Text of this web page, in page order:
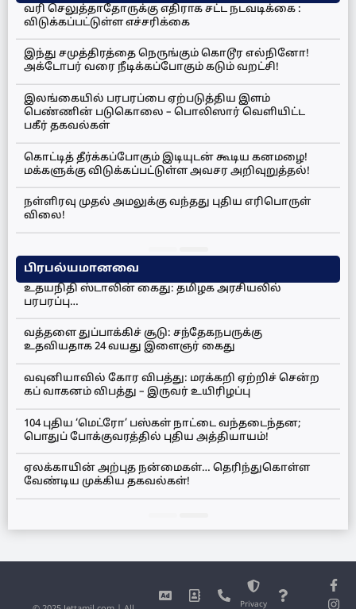
வரி செலுத்தாதோருக்கு எதிராக சட்ட நடவடிக்கை :
விடுக்கப்பட்டுள்ள எச்சரிக்கை
இந்து சமுத்திரத்தை நெருங்கும் கொடூர எல்நினோ!
அக்டோபர் வரை நீடிக்கப்போகும் கடும் வறட்சி!
இலங்கையில் பரபரப்பை ஏற்படுத்திய இளம்
பெண்ணின் படுகொலை – பொலிஸார் வெளியிட்ட
பகீர் தகவல்கள்
கொட்டித் தீர்க்கப்போகும் இடியுடன் கூடிய கனமழை!
மக்களுக்கு விடுக்கப்பட்டுள்ள அவசர அறிவுறுத்தல்!
நள்ளிரவு முதல் அமலுக்கு வந்தது புதிய எரிபொருள்
விலை!
பிரபல்யமானவை
உதயநிதி ஸ்டாலின் கைது: தமிழக அரசியலில்
பரபரப்பு…
வத்தளை துப்பாக்கிச் சூடு: சந்தேகநபருக்கு
உதவியதாக 24 வயது இளைஞர் கைது
வவுனியாவில் கோர விபத்து: மரக்கறி ஏற்றிச் சென்ற
கப் வாகனம் விபத்து – இருவர் உயிரிழப்பு
104 புதிய ‘மெட்ரோ’ பஸ்கள் நாட்டை வந்தடைந்தன;
பொதுப் போக்குவரத்தில் புதிய அத்தியாயம்!
ஏலக்காயின் அற்புத நன்மைகள்… தெரிந்துகொள்ள
வேண்டிய முக்கிய தகவல்கள்!
Privacy